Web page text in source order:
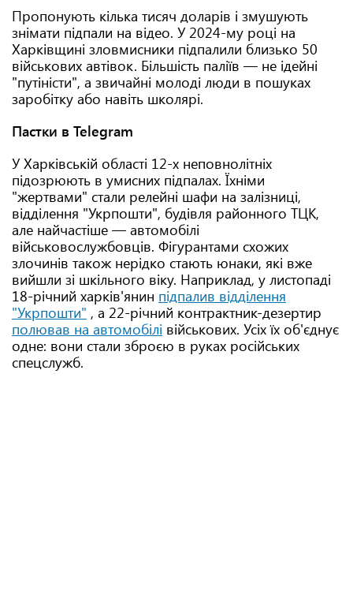
Пропонують кілька тисяч доларів і змушують
знімати підпали на відео. У 2024-му році на
Харківщині зловмисники підпалили близько 50
військових автівок. Більшість паліїв — не ідейні
"путіністи", а звичайні молоді люди в пошуках
заробітку або навіть школярі.
Пастки в Telegram
У Харківській області 12-х неповнолітніх
підозрюють в умисних підпалах. Їхніми
"жертвами" стали релейні шафи на залізниці,
відділення "Укрпошти", будівля районного ТЦК,
але найчастіше — автомобілі
військовослужбовців. Фігурантами схожих
злочинів також нерідко стають юнаки, які вже
вийшли зі шкільного віку. Наприклад, у листопаді
18-річний харків'янин підпалив відділення
"Укрпошти" , а 22-річний контрактник-дезертир
полював на автомобілі військових. Усіх їх об'єднує
одне: вони стали зброєю в руках російських
спецслужб.